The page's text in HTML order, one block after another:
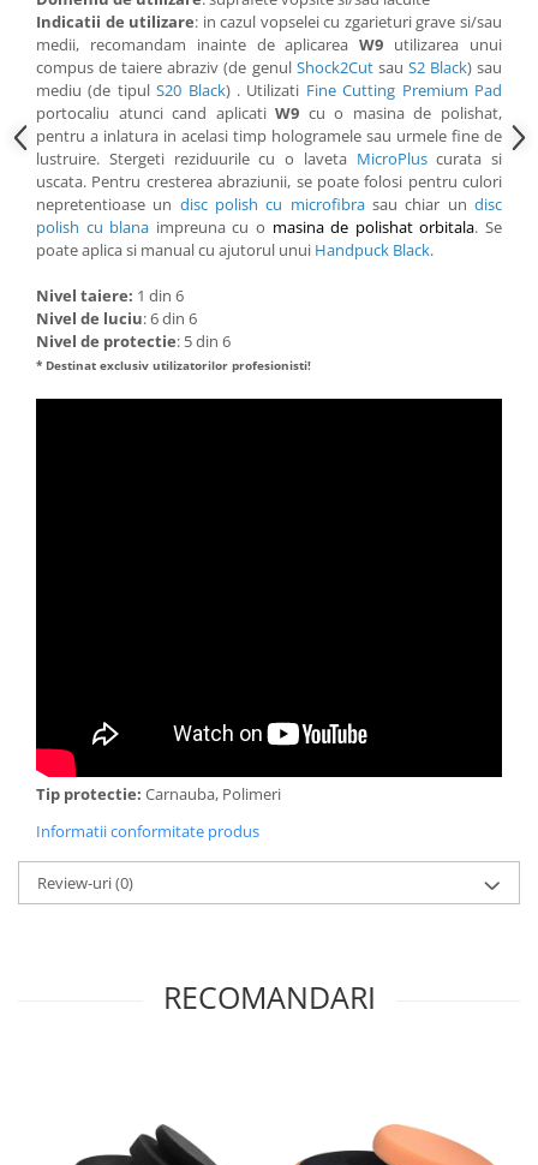
Indicatii de utilizare: in cazul vopselei cu zgarieturi grave si/sau
medii, recomandam inainte de aplicareaW9 utilizarea unui
compus de taiere abraziv (de genul Shock2Cutsau S2 Black) sau
mediu (de tipulS20 Black) . Utilizati Fine Cutting Premium Pad
portocaliu atunci cand aplicatiW9 cu o masina de polishat,
pentru a inlatura in acelasi timp hologramele sau urmele fine de
lustruire. Stergeti reziduurile cu o laveta MicroPluscurata si
uscata. Pentru cresterea abraziunii, se poate folosi pentru culori
nepretentioase un disc polish cu microfibrasau chiar undisc
polish cu blana impreuna cu o masina de polishat orbitala. Se
poate aplica si manual cu ajutorul unui Handpuck Black.
Nivel taiere: 1 din 6
Nivel de luciu: 6 din 6
Nivel de protectie: 5 din 6
* Destinat exclusiv utilizatorilor profesionisti!
Tip protectie: Carnauba, Polimeri
Informatii conformitate produs
Review-uri(0)
RECOMANDARI